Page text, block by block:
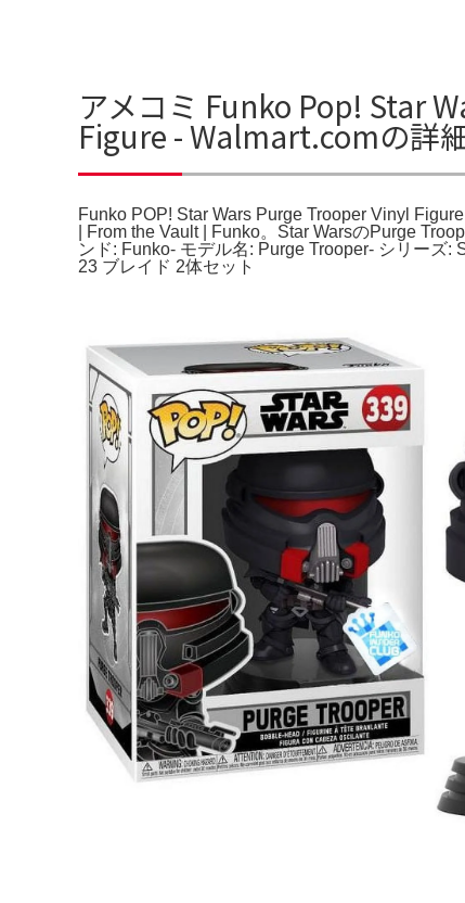
アメコミ Funko Pop! Star
Figure - Walmart.comの詳
Funko POP! Star Wars Purge Trooper Vinyl
| From the Vault | Funko。Star WarsのPurge
ンド: Funko- モデル名: Purge Trooper- シリーズ
23 ブレイド 2体セット